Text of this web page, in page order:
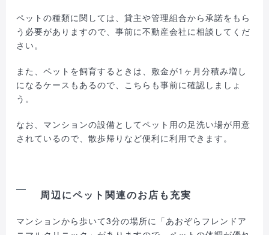
ペットの種類に関しては、貸主や管理組合から承諾をもら
う必要がありますので、事前に不動産会社に相談してくだ
さい。
また、ペットを飼育するときは、敷金が1ヶ月分積み増し
になるケースもあるので、こちらも事前に確認しましょ
う。
なお、マンションの設備としてペット用の足洗い場が用意
されているので、散歩帰りなど便利に利用できます。
周辺にペット関連のお店も充実
マンションから歩いて3分の場所に「あおぞらフレンドア